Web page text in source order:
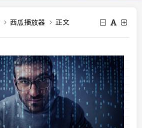
西瓜播放器 正文